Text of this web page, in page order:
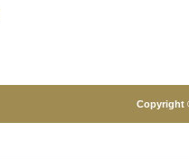
Copyright